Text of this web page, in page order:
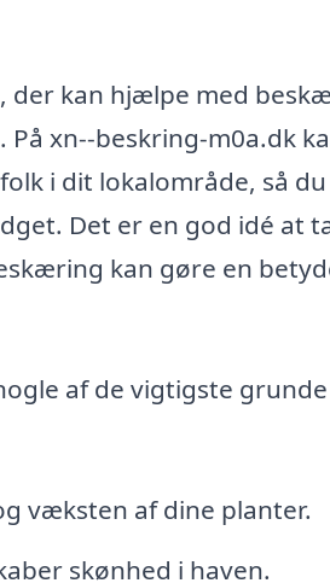
kan hjælpe med
xn--beskring-m0a.dk
i dit lokalområde, så
Det er en god idé at
kan gøre en
af de vigtigste
væksten af dine planter.
skønhed i haven.